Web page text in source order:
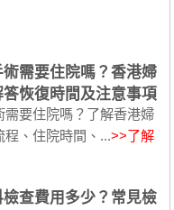
術需要住院嗎？香港婦
恢復時間及注意事項
需要住院嗎？了解香港婦
程、住院時間、...>>了解
查費用多少？常見檢